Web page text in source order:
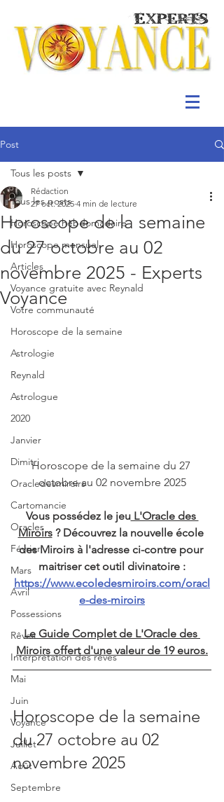
Post
Tous les posts
Horoscope hebdomadaire
Horoscope mensuel
Articles
Voyance gratuite avec Reynald
Votre communauté
Horoscope de la semaine
Astrologie
Reynald
Astrologue
2020
Janvier
Dimitri
Oracledesmiroirs
Cartomancie
Oracles
Février
Mars
Avril
Possessions
Rêves
Interprétation des rêves
Mai
Juin
Voyance
Juillet
Août
Septembre
Tous les posts
Horoscope de la semaine
du 27 octobre au 02
novembre 2025 - Experts
Voyance
Rédaction
27 oct. 2025 4 min de lecture
Horoscope de la semaine du 27
octobre au 02 novembre 2025
Vous possédez le jeu L'Oracle des
Miroirs ? Découvrez la nouvelle école
des Miroirs à l'adresse ci-contre pour
maitriser cet outil divinatoire :
https://www.ecoledesmiroirs.com/oracl
e-des-miroirs
Le Guide Complet de L'Oracle des
Miroirs offert d'une valeur de 19 euros.
Horoscope de la semaine
du 27 octobre au 02
novembre 2025